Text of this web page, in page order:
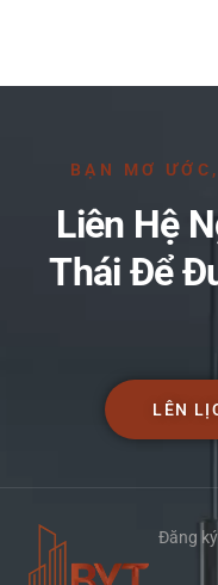
BẠN MƠ
Liên Hệ
Thái Để
LÊN
Đăng